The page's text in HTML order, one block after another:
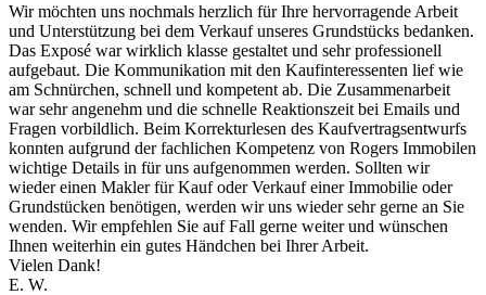
Wir möchten uns nochmals herzlich für Ihre hervorragende Arbeit
und Unterstützung bei dem Verkauf unseres Grundstücks bedanken.
Das Exposé war wirklich klasse gestaltet und sehr professionell
aufgebaut. Die Kommunikation mit den Kaufinteressenten lief wie
am Schnürchen, schnell und kompetent ab. Die Zusammenarbeit
war sehr angenehm und die schnelle Reaktionszeit bei Emails und
Fragen vorbildlich. Beim Korrekturlesen des Kaufvertragsentwurfs
konnten aufgrund der fachlichen Kompetenz von Rogers Immobilen
wichtige Details in für uns aufgenommen werden. Sollten wir
wieder einen Makler für Kauf oder Verkauf einer Immobilie oder
Grundstücken benötigen, werden wir uns wieder sehr gerne an Sie
wenden. Wir empfehlen Sie auf Fall gerne weiter und wünschen
Ihnen weiterhin ein gutes Händchen bei Ihrer Arbeit.
Vielen Dank!
E. W.